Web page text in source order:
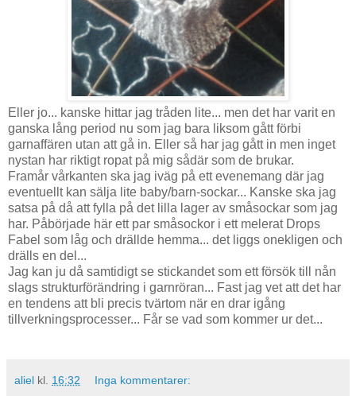
Eller jo... kanske hittar jag tråden lite... men det har varit en
ganska lång period nu som jag bara liksom gått förbi
garnaffären utan att gå in. Eller så har jag gått in men inget
nystan har riktigt ropat på mig sådär som de brukar.
Framår vårkanten ska jag iväg på ett evenemang där jag
eventuellt kan sälja lite baby/barn-sockar... Kanske ska jag
satsa på då att fylla på det lilla lager av småsockar som jag
har. Påbörjade här ett par småsockor i ett melerat Drops
Fabel som låg och drällde hemma... det liggs onekligen och
drälls en del...
Jag kan ju då samtidigt se stickandet som ett försök till nån
slags strukturförändring i garnröran... Fast jag vet att det har
en tendens att bli precis tvärtom när en drar igång
tillverkningsprocesser... Får se vad som kommer ur det...
aliel kl. 16:32 Inga kommentarer: